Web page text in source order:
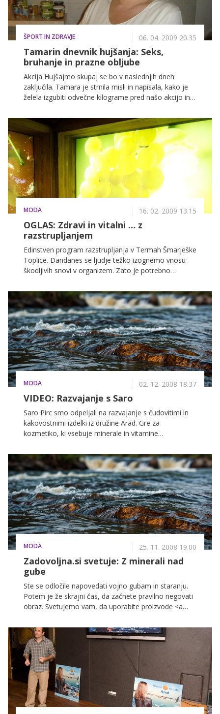
ŠPORT IN ZDRAVJE 06. 04. 2009 20.35
Tamarin dnevnik hujšanja: Seks,
bruhanje in prazne obljube
Akcija Hujšajmo skupaj se bo v naslednjih dneh
zaključila. Tamara je strnila misli in napisala, kako je
želela izgubiti odvečne kilograme pred našo akcijo in
MODA 16. 02. 2009 13.15
OGLAS: Zdravi in vitalni … z
razstrupljanjem
Edinstven program razstrupljanja v Termah Šmarješke
Toplice. Dandanes se ljudje težko izognemo vnosu
škodljivih snovi v organizem. Zato je potrebno
MODA 02. 12. 2008 18.37
VIDEO: Razvajanje s Saro
Saro Pirc smo odpeljali na razvajanje s čudovitimi in
kakovostnimi izdelki iz družine Arad. Gre za
kozmetiko, ki vsebuje minerale in vitamine
boste lahko na najdaljšo noč v letu žarele kot še nikoli
prej.
MODA 25. 11. 2008 19.00
Zadovoljna.si svetuje: Z minerali nad
gube
Ste se odločile napovedati vojno gubam in staranju.
Potem je že skrajni čas, da začnete pravilno negovati
obraz. Svetujemo vam, da uporabite proizvode <a
ki temeljijo na naravnih sestavinah.